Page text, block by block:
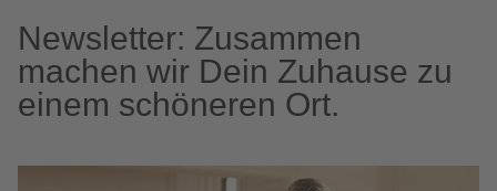
Newsletter: Zusammen
machen wir Dein Zuhause zu
einem schöneren Ort.